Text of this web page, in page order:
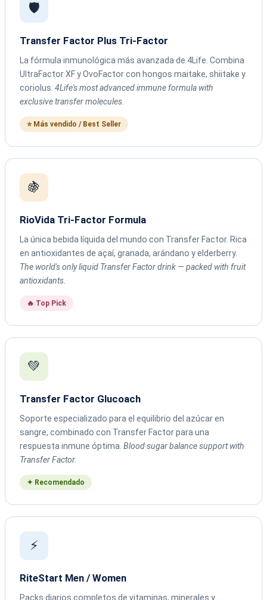
🛡️
Transfer Factor Plus Tri-Factor
La fórmula inmunológica más avanzada de 4Life. Combina
UltraFactor XF y OvoFactor con hongos maitake, shiitake y
coriolus. 4Life's most advanced immune formula with
exclusive transfer molecules.
⭐ Más vendido / Best Seller
🍇
RioVida Tri-Factor Formula
La única bebida líquida del mundo con Transfer Factor. Rica
en antioxidantes de açaí, granada, arándano y elderberry.
The world's only liquid Transfer Factor drink — packed with fruit
antioxidants.
🔥 Top Pick
💚
Transfer Factor Glucoach
Soporte especializado para el equilibrio del azúcar en
sangre, combinado con Transfer Factor para una
respuesta inmune óptima. Blood sugar balance support with
Transfer Factor.
✦ Recomendado
⚡
RiteStart Men / Women
Packs diarios completos de vitaminas, minerales y